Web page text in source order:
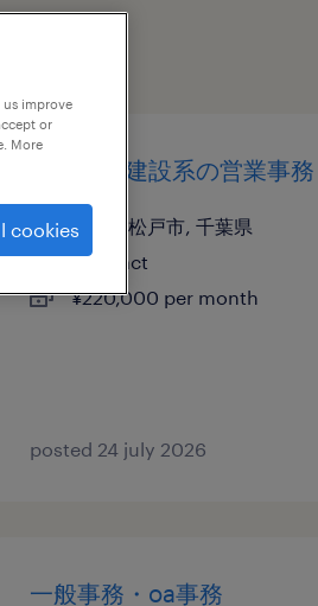
不動産・建設系の営業事務
千葉県松戸市, 千葉県
contract
¥220,000 per month
posted 24 july 2026
一般事務・oa事務
improve
or
More
cookies